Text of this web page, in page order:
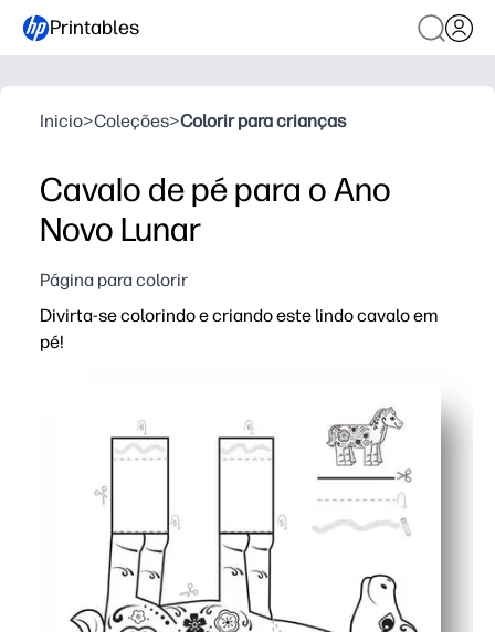
Printables
Inicio>Coleções>Colorir para crianças
Cavalo de pé para o Ano
Novo Lunar
Página para colorir
Divirta-se colorindo e criando este lindo cavalo em
pé!
Seus filhos praticam habilidades motoras finas e se
Você ganha um robusto cavalo 3D em pé para exibir -
Funciona para residências, centros ou festas. É